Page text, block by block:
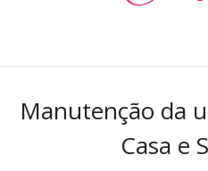
Manutenção da
Casa e